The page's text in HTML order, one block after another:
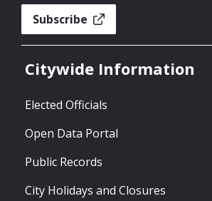
Subscribe
Citywide Information
Elected Officials
Open Data Portal
Public Records
City Holidays and Closures